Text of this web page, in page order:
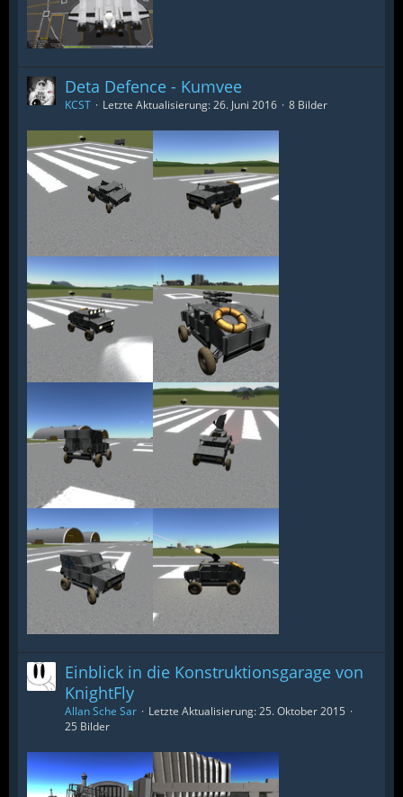
Deta Defence - Kumvee
KCST Letzte Aktualisierung:26. Juni 2016 8 Bilder
Einblick in die Konstruktionsgarage von
KnightFly
Allan Sche Sar Letzte Aktualisierung:25. Oktober 2015
25 Bilder